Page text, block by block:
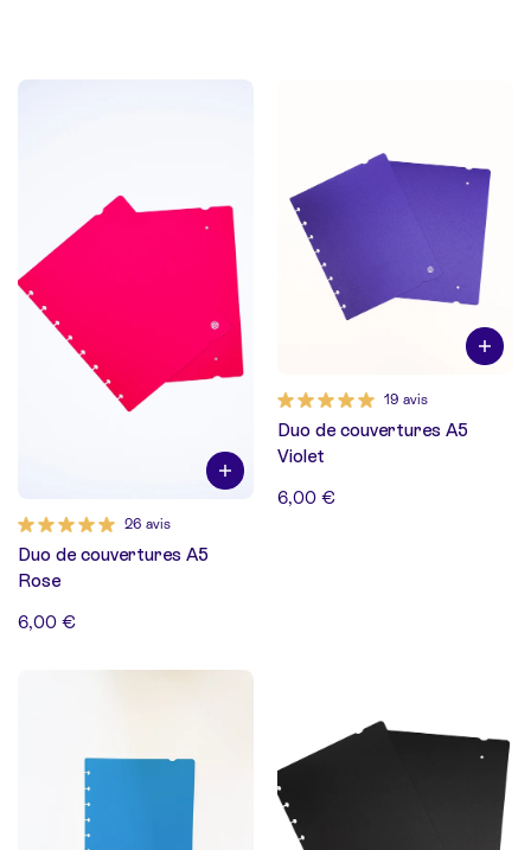
26 avis
Duo de couvertures A5
Rose
6,00 €
19 avis
Duo de couvertures A5
Violet
6,00 €